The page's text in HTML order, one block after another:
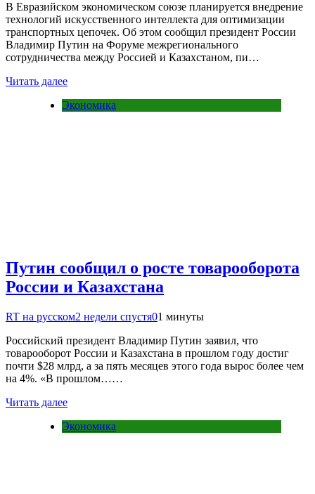
В Евразийском экономическом союзе планируется внедрение
технологий искусственного интеллекта для оптимизации
транспортных цепочек. Об этом сообщил президент России
Владимир Путин на Форуме межрегионального
сотрудничества между Россией и Казахстаном, пи…
Читать далее
Экономика
Путин сообщил о росте товарооборота
России и Казахстана
RT на русском2 недели спустя01 минуты
Российский президент Владимир Путин заявил, что
товарооборот России и Казахстана в прошлом году достиг
почти $28 млрд, а за пять месяцев этого года вырос более чем
на 4%. «В прошлом……
Читать далее
Экономика